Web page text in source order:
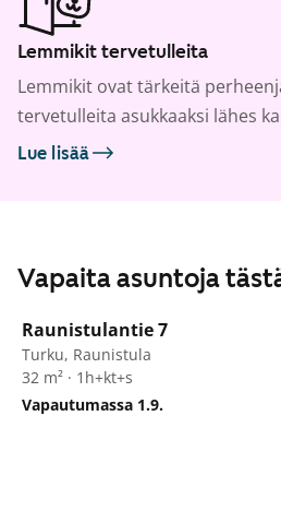
Lemmikit tervetulleita
Lemmikit ovat tärkeitä
tervetulleita asukkaaksi lähes
Lue lisää
Vapaita asuntoja
/8
Raunistulantie 7
Turku, Raunistula
32 m² · 1h+kt+s
Vapautumassa 1.9.